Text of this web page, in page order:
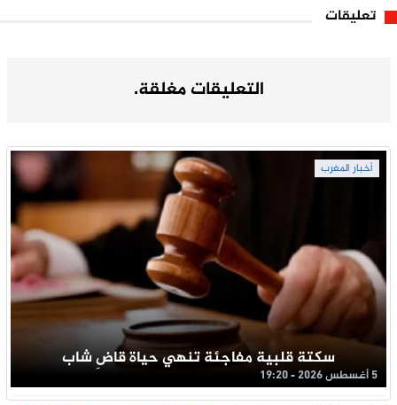
تعليقات
التعليقات مغلقة.
أخبار المغرب
سكتة قلبية مفاجئة تنهي حياة قاضِ شاب
5 أغسطس 2026 - 19:20